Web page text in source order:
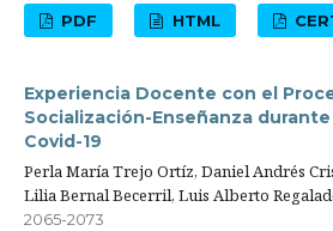
PDF HTML
Experiencia Docente con el
Socialización-Enseñanza
Covid-19
Perla María Trejo Ortíz, Daniel Andrés
Lilia Bernal Becerril, Luis Alberto
2065-2073